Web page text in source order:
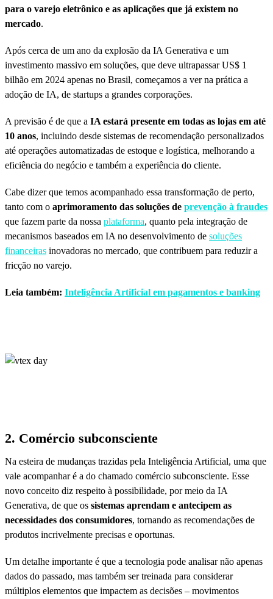
para o varejo eletrônico e as aplicações que já existem no
mercado.
Após cerca de um ano da explosão da IA Generativa e um
investimento massivo em soluções, que deve ultrapassar US$ 1
bilhão em 2024 apenas no Brasil, começamos a ver na prática a
adoção de IA, de startups a grandes corporações.
A previsão é de que a IA estará presente em todas as lojas em até
10 anos, incluindo desde sistemas de recomendação personalizados
até operações automatizadas de estoque e logística, melhorando a
eficiência do negócio e também a experiência do cliente.
Cabe dizer que temos acompanhado essa transformação de perto,
tanto com o aprimoramento das soluções de prevenção à fraudes
que fazem parte da nossa plataforma, quanto pela integração de
mecanismos baseados em IA no desenvolvimento de soluções
financeiras inovadoras no mercado, que contribuem para reduzir a
fricção no varejo.
Leia também: Inteligência Artificial em pagamentos e banking
2. Comércio subconsciente
Na esteira de mudanças trazidas pela Inteligência Artificial, uma que
vale acompanhar é a do chamado comércio subconsciente. Esse
novo conceito diz respeito à possibilidade, por meio da IA
Generativa, de que os sistemas aprendam e antecipem as
necessidades dos consumidores, tornando as recomendações de
produtos incrivelmente precisas e oportunas.
Um detalhe importante é que a tecnologia pode analisar não apenas
dados do passado, mas também ser treinada para considerar
múltiplos elementos que impactem as decisões – movimentos